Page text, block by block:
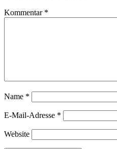
Kommentar *
Name *
E-Mail-Adresse *
Website